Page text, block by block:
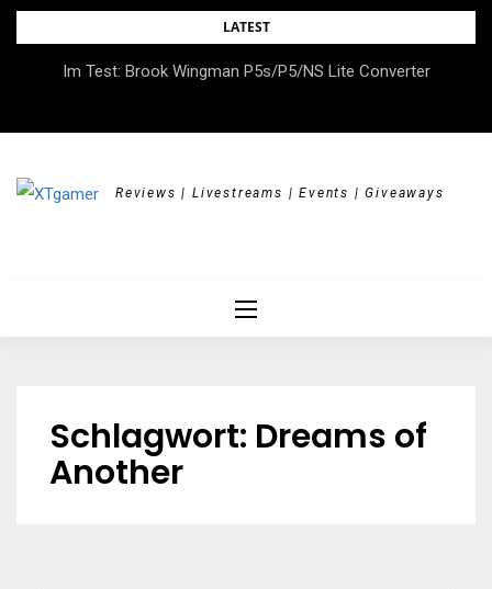
Skip
LATEST
Im Test: Brook Wingman P5s/P5/NS Lite Converter
DOK.fest München 2026 – Empowered, HerStory, Beyond
Reviews | Livestreams | Events | Giveaways
Schlagwort: Dreams of
Another